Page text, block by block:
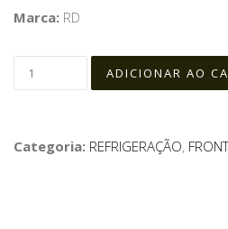
Marca: RD
Categoria: REFRIGERAÇÃO,